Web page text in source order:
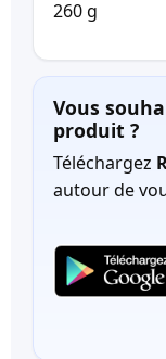
260 g
Vous
produit ?
Téléchargez
autour de